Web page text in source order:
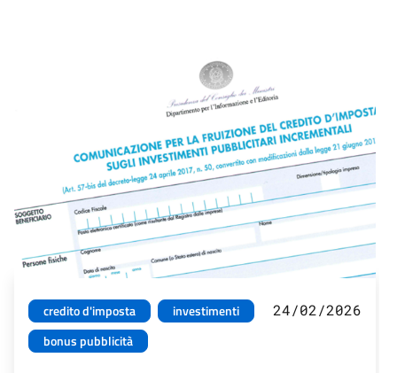
credito d'imposta
investimenti
bonus pubblicità
24/02/2026